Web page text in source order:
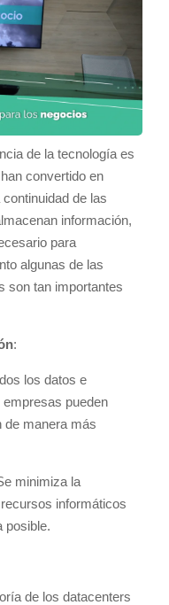
de la tecnología es
convertido en
de las
información,
para
algunas de las
son tan importantes
:
los datos e
empresas pueden
de manera más
minimiza la
informáticos
posible.
de los datacenters